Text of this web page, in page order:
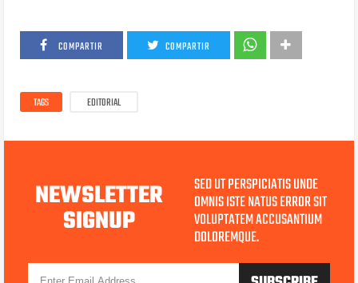
COMPARTIR COMPARTIR
TAGS EDITORIAL
NEWSLETTER
SIGNUP
SED UT PERSPICIATIS UNDE
OMNIS ISTE NATUS ERROR SIT
VOLUPTATEM ACCUSANTIUM
DOLOREMQUE.